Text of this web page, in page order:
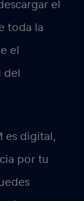
el
toda la
el
es digital,
por tu